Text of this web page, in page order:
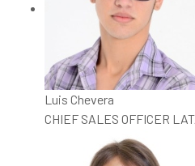
Luis Chevera
CHIEF SALES OFFICER